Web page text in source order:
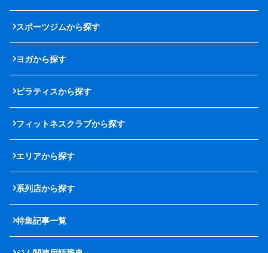
スポーツジムから探す
ヨガから探す
ピラティスから探す
フィットネスクラブから探す
エリアから探す
系列店から探す
特集記事一覧